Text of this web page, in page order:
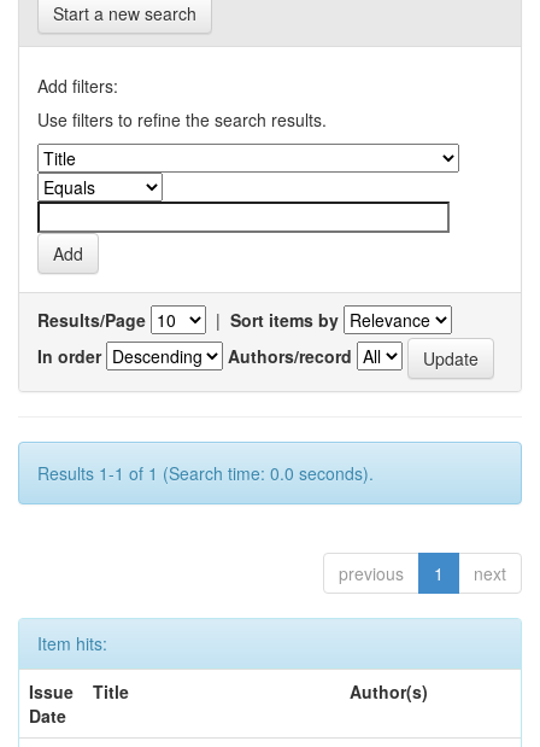
Start a new search
Add filters:
Use filters to refine the search results.
Results/Page | Sort items by
In order
Authors/record
Results 1-1 of 1 (Search time: 0.0 seconds).
previous 1 next
Item hits:
Issue
Date
Title Author(s)